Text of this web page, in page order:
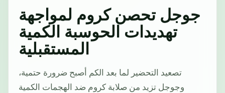
جوجل تحصن كروم لمواجهة
تهديدات الحوسبة الكمية
المستقبلية
تصعيد التحضير لما بعد الكم أصبح ضرورة حتمية،
وجوجل تزيد من صلابة كروم ضد الهجمات الكمية